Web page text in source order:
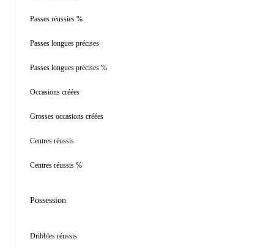
Passes réussies %
Passes longues précises
Passes longues précises %
Occasions créées
Grosses occasions créées
Centres réussis
Centres réussis %
Possession
Dribbles réussis